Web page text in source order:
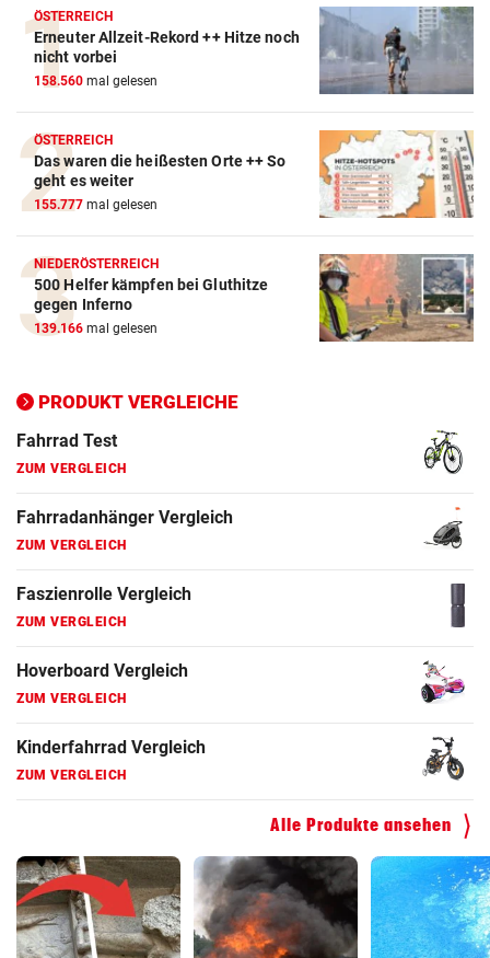
ÖSTERREICH
Erneuter Allzeit-Rekord ++ Hitze noch
nicht vorbei
158.560 mal gelesen
ÖSTERREICH
Das waren die heißesten Orte ++ So
geht es weiter
155.777 mal gelesen
NIEDERÖSTERREICH
500 Helfer kämpfen bei Gluthitze
gegen Inferno
139.166 mal gelesen
PRODUKT VERGLEICHE
Action-Cam Vergleich
ZUM VERGLEICH
Crosstrainer Vergleich
ZUM VERGLEICH
E-Bike Vergleich
ZUM VERGLEICH
Elektro-Scooter Vergleich
ZUM VERGLEICH
ZUM VERGLEICH
Fahrrad Test
ZUM VERGLEICH
Fahrradanhänger Vergleich
ZUM VERGLEICH
Faszienrolle Vergleich
ZUM VERGLEICH
Hoverboard Vergleich
ZUM VERGLEICH
Kinderfahrrad Vergleich
ZUM VERGLEICH
Alle Produkte ansehen